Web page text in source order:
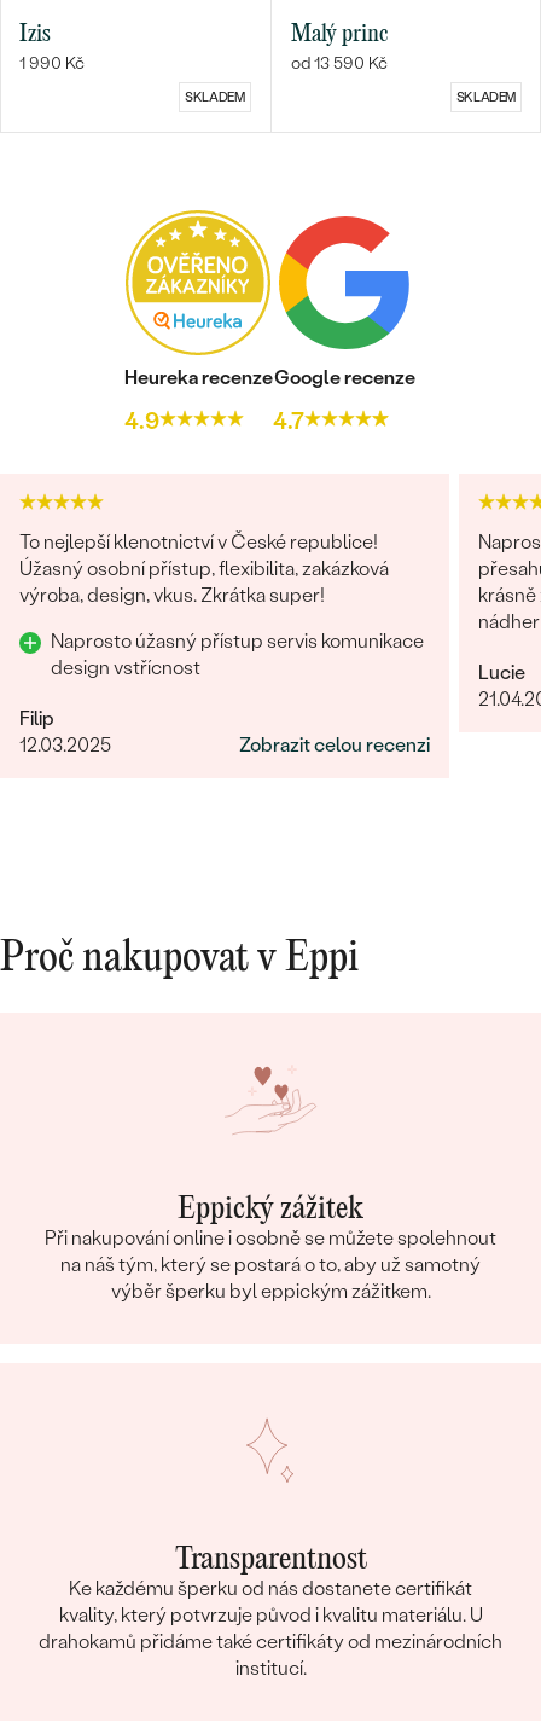
Izis
1 990 Kč
SKLADEM
Malý princ
od 13 590 Kč
SKLADEM
Heureka recenze
4.9
Google recenze
4.7
To nejlepší klenotnictví v České republice!
Úžasný osobní přístup, flexibilita, zakázková
výroba, design, vkus. Zkrátka super!
Naprosto úžasný přístup servis komunikace
design vstřícnost
Filip
12.03.2025
Zobrazit celou recenzi
krásně
Lucie
Proč nakupovat v Eppi
Eppický zážitek
Při nakupování online i osobně se můžete spolehnout
na náš tým, který se postará o to, aby už samotný
výběr šperku byl eppickým zážitkem.
Transparentnost
Ke každému šperku od nás dostanete certifikát
kvality, který potvrzuje původ i kvalitu materiálu. U
drahokamů přidáme také certifikáty od mezinárodních
institucí.